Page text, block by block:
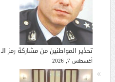
تحذير المواطنين من مشاركة رمز الـ OTP
أغسطس 7, 2026